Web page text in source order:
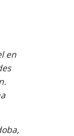
en